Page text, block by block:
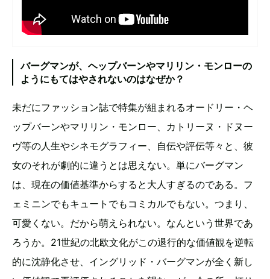
バーグマンが、ヘップバーンやマリリン・モンローの
ようにもてはやされないのはなぜか？
未だにファッション誌で特集が組まれるオードリー・ヘ
ップバーンやマリリン・モンロー、カトリーヌ・ドヌー
ヴ等の人生やシネモグラフィー、自伝や評伝等々と、彼
女のそれが劇的に違うとは思えない。単にバーグマン
は、現在の価値基準からすると大人すぎるのである。フ
ェミニンでもキュートでもコミカルでもない。つまり、
可愛くない。だから萌えられない。なんという世界であ
ろうか。21世紀の北欧文化がこの退行的な価値観を逆転
的に沈静化させ、イングリッド・バーグマンが全く新し